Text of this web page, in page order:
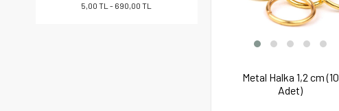
5,00 TL - 690,00 TL
Metal Halka 1,2 cm (10
Adet)